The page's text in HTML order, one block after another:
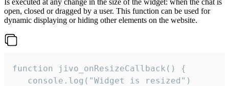
Is executed at any change in the size of the widget: when the chat is
open, closed or dragged by a user. This function can be used for
dynamic displaying or hiding other elements on the website.
function jivo_onResizeCallback() {
   console.log("Widget is resized")